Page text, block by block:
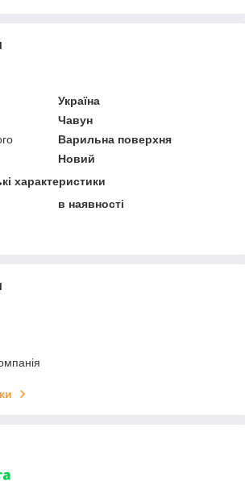
Україна
Чавун
Варильна поверхня
Новий
характеристики
в наявності